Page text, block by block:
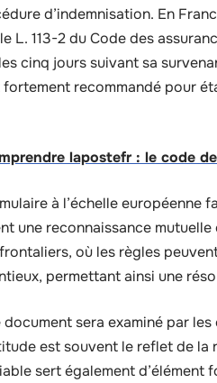
d’indemnisation. En
L. 113-2 du Code des
cinq jours suivant sa
recommandé pour
lapostefr : le code
à l’échelle européenne
une reconnaissance
où les règles
permettant ainsi une
sera examiné par
est souvent le reflet de
sert également d’élément